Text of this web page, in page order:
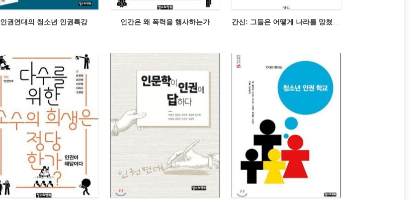
인권연대의 청소년 인권특강 인간은 왜 폭력을 행사하는가